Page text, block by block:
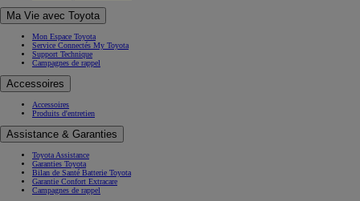
Ma Vie avec Toyota
Mon Espace Toyota
Service Connectés My Toyota
Support Technique
Campagnes de rappel
Accessoires
Accessoires
Produits d'entretien
Assistance & Garanties
Toyota Assistance
Garanties Toyota
Bilan de Santé Batterie Toyota
Garantie Confort Extracare
Campagnes de rappel